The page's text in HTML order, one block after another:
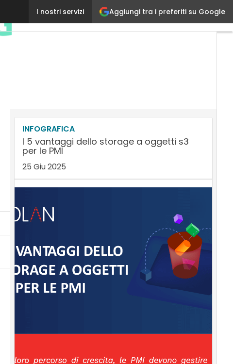
Aggiungi tra i preferiti su Google
I nostri servizi
Process Mining, l’innovativa tecnica di analisi dei
INFOGRAFICA
I 5 vantaggi dello storage a oggetti s3
per le PMI
25 Giu 2025